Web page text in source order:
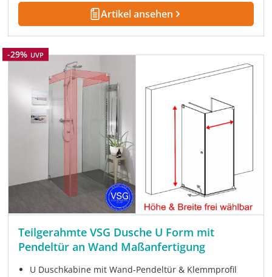
Artikel ansehen
Rabatt
-29% UVP
Teilgerahmte VSG Dusche U Form mit
Pendeltür an Wand Maßanfertigung
U Duschkabine mit Wand-Pendeltür & Klemmprofil